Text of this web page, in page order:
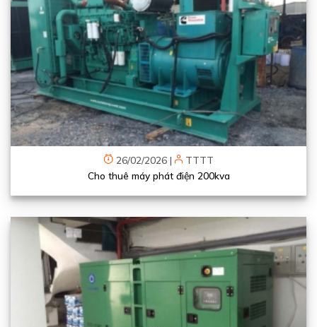
26/02/2026 |
TTTT
Cho thuê máy phát điện 200kva